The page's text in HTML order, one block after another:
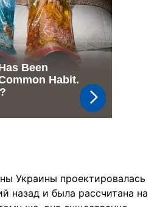
Украины проектировалась
назад и была рассчитана на